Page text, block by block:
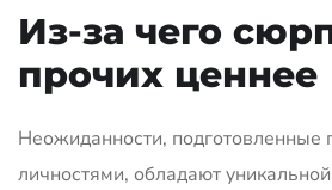
Из-за чего
прочих ценнее
Неожиданности, подготовленные
личностями, обладают